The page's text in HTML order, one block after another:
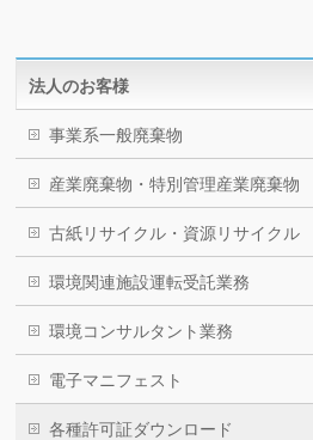
法人のお客様
事業系一般廃棄物
産業廃棄物・特別管理産業廃棄物
古紙リサイクル・資源リサイクル
環境関連施設運転受託業務
環境コンサルタント業務
電子マニフェスト
各種許可証ダウンロード